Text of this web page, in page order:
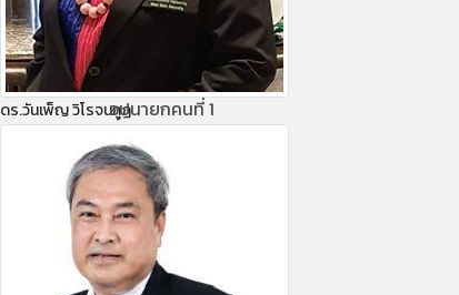
ร.วันเพ็ญ วิโรจนกูฏอุปนายกคนที่ 1